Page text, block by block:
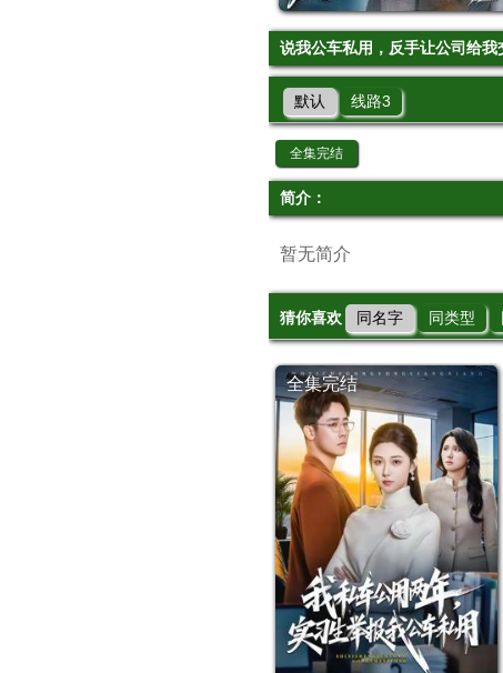
说我公车私用，反手让公司给我
默认 线路3
全集完结
简介：
暂无简介
猜你喜欢 同名字 同类型
全集完结